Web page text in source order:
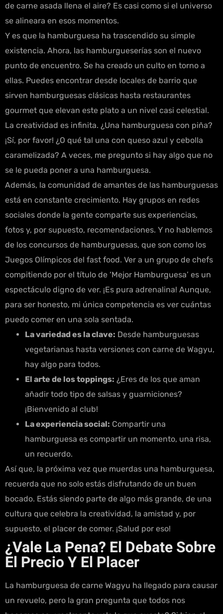
de carne asada llena el aire? Es casi como si el universo
se alineara en esos momentos.
Y es que la hamburguesa ha trascendido su simple
existencia. Ahora, las hamburgueserías son el nuevo
punto de encuentro. Se ha creado un culto en torno a
ellas. Puedes encontrar desde locales de barrio que
sirven hamburguesas clásicas hasta restaurantes
gourmet que elevan este plato a un nivel casi celestial.
La creatividad es infinita. ¿Una hamburguesa con piña?
¡Sí, por favor! ¿O qué tal una con queso azul y cebolla
caramelizada? A veces, me pregunto si hay algo que no
se le pueda poner a una hamburguesa.
Además, la comunidad de amantes de las hamburguesas
está en constante crecimiento. Hay grupos en redes
sociales donde la gente comparte sus experiencias,
fotos y, por supuesto, recomendaciones. Y no hablemos
de los concursos de hamburguesas, que son como los
Juegos Olímpicos del fast food. Ver a un grupo de chefs
compitiendo por el título de ‘Mejor Hamburguesa’ es un
espectáculo digno de ver. ¡Es pura adrenalina! Aunque,
para ser honesto, mi única competencia es ver cuántas
puedo comer en una sola sentada.
La variedad es la clave: Desde hamburguesas
vegetarianas hasta versiones con carne de Wagyu,
hay algo para todos.
El arte de los toppings: ¿Eres de los que aman
añadir todo tipo de salsas y guarniciones?
¡Bienvenido al club!
La experiencia social: Compartir una
hamburguesa es compartir un momento, una risa,
un recuerdo.
Así que, la próxima vez que muerdas una hamburguesa,
recuerda que no solo estás disfrutando de un buen
bocado. Estás siendo parte de algo más grande, de una
cultura que celebra la creatividad, la amistad y, por
supuesto, el placer de comer. ¡Salud por eso!
¿Vale La Pena? El Debate Sobre
El Precio Y El Placer
La hamburguesa de carne Wagyu ha llegado para causar
un revuelo, pero la gran pregunta que todos nos